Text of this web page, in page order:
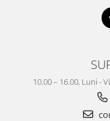
10.00 – 16.00, Luni -